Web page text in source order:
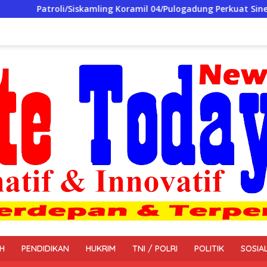
Koramil 04/Pulogadung Perkuat Sinergi Aparat dan Warga
PENDIDIKAN HUKRIM TNI / POLRI POLITIK